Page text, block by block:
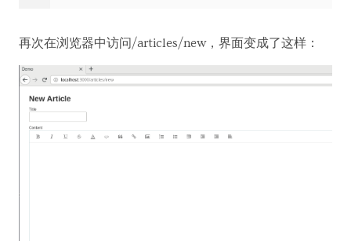
再次在浏览器中访问/articles/new，界面变成了这样：